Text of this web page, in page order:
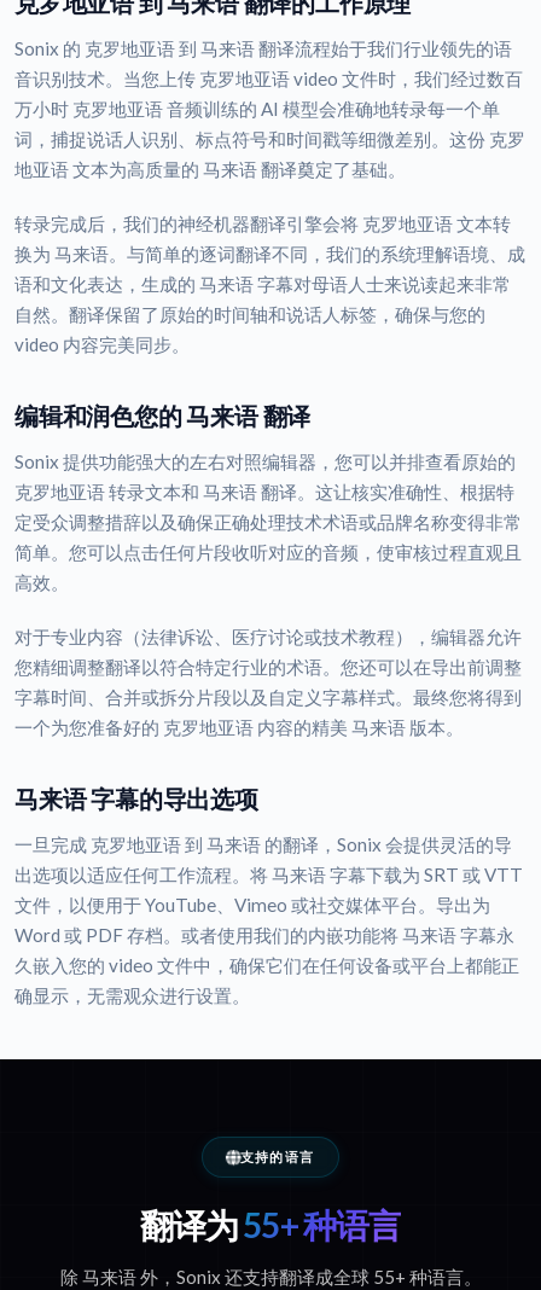
Sonix 的 克罗地亚语 到 马来语 翻译流程始于我们行业领先的语
音识别技术。当您上传 克罗地亚语 video 文件时，我们经过数百
万小时 克罗地亚语 音频训练的 AI 模型会准确地转录每一个单
词，捕捉说话人识别、标点符号和时间戳等细微差别。这份 克罗
地亚语 文本为高质量的 马来语 翻译奠定了基础。
转录完成后，我们的神经机器翻译引擎会将 克罗地亚语 文本转
换为 马来语。与简单的逐词翻译不同，我们的系统理解语境、成
语和文化表达，生成的 马来语 字幕对母语人士来说读起来非常
自然。翻译保留了原始的时间轴和说话人标签，确保与您的
video 内容完美同步。
编辑和润色您的 马来语 翻译
Sonix 提供功能强大的左右对照编辑器，您可以并排查看原始的
克罗地亚语 转录文本和 马来语 翻译。这让核实准确性、根据特
定受众调整措辞以及确保正确处理技术术语或品牌名称变得非常
简单。您可以点击任何片段收听对应的音频，使审核过程直观且
高效。
对于专业内容（法律诉讼、医疗讨论或技术教程），编辑器允许
您精细调整翻译以符合特定行业的术语。您还可以在导出前调整
字幕时间、合并或拆分片段以及自定义字幕样式。最终您将得到
一个为您准备好的 克罗地亚语 内容的精美 马来语 版本。
马来语 字幕的导出选项
一旦完成 克罗地亚语 到 马来语 的翻译，Sonix 会提供灵活的导
出选项以适应任何工作流程。将 马来语 字幕下载为 SRT 或 VTT
文件，以便用于 YouTube、Vimeo 或社交媒体平台。导出为
Word 或 PDF 存档。或者使用我们的内嵌功能将 马来语 字幕永
久嵌入您的 video 文件中，确保它们在任何设备或平台上都能正
确显示，无需观众进行设置。
支持的语言
翻译为55+ 种语言
除 马来语 外，Sonix 还支持翻译成全球 55+ 种语言。